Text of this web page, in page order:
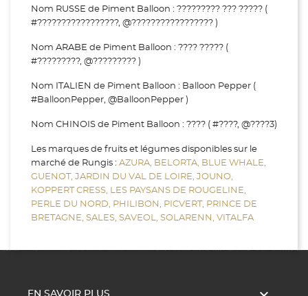
Nom RUSSE de Piment Balloon : ????????? ??? ????? (
#?????????????????, @????????????????? )
Nom ARABE de Piment Balloon : ???? ????? (
#?????????, @????????? )
Nom ITALIEN de Piment Balloon : Balloon Pepper (
#BalloonPepper, @BalloonPepper )
Nom CHINOIS de Piment Balloon : ???? ( #????, @????3)
Les marques de fruits et légumes disponibles sur le
marché de Rungis : AZURA, BELORTA, BLUE WHALE,
GUENOT, JARDIN DU VAL DE LOIRE, JOUNO,
KOPPERT CRESS, LES PAYSANS DE ROUGELINE,
PERLE DU NORD, PHILIBON, PICVERT, PRINCE DE
BRETAGNE, SALES, SAVEOL, SOLARENN, VITALFA
EN SAVOIR PLUS